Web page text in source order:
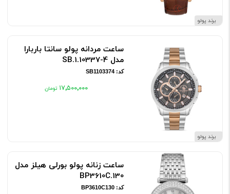
برند پولو
برند پولو
ساعت مردانه پولو سانتا باربارا
مدل SB.1.10337-4
کد: SB1103374
۱۷٬۵۰۰٬۰۰۰
ساعت زنانه پولو بورلی هیلز مدل
BP3610C.130
کد: BP3610C130